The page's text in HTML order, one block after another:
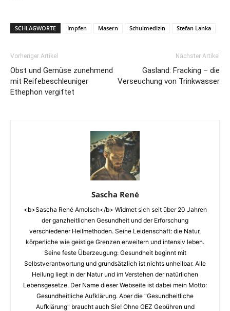
SCHLAGWORTE Impfen Masern Schulmedizin Stefan Lanka
Vorheriger Artikel
Obst und Gemüse zunehmend
mit Reifebeschleuniger
Ethephon vergiftet
Nächster Artikel
Gasland: Fracking – die
Verseuchung von Trinkwasser
Sascha René
<b>Sascha René Amolsch</b> Widmet sich seit über 20 Jahren
der ganzheitlichen Gesundheit und der Erforschung
verschiedener Heilmethoden. Seine Leidenschaft: die Natur,
körperliche wie geistige Grenzen erweitern und intensiv leben.
Seine feste Überzeugung: Gesundheit beginnt mit
Selbstverantwortung und grundsätzlich ist nichts unheilbar. Alle
Heilung liegt in der Natur und im Verstehen der natürlichen
Lebensgesetze. Der Name dieser Webseite ist dabei mein Motto:
Gesundheitliche Aufklärung. Aber die "Gesundheitliche
Aufklärung" braucht auch Sie! Ohne GEZ Gebühren und